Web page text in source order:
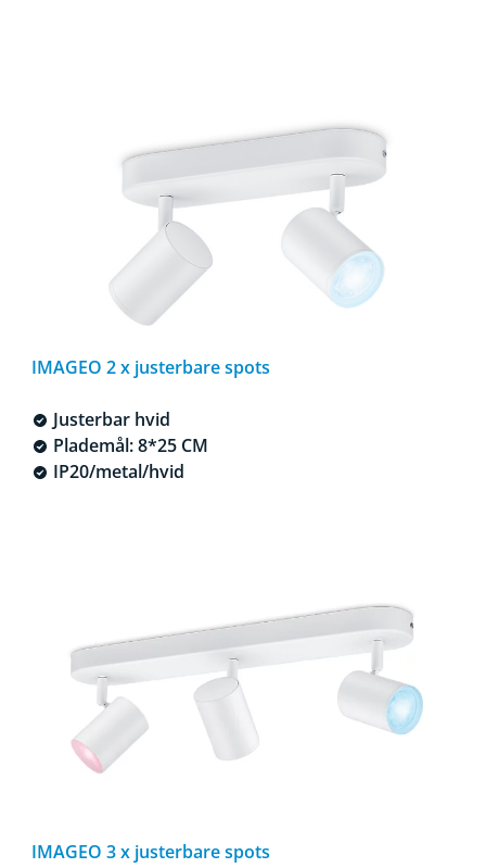
IMAGEO 2 x justerbare spots
Justerbar hvid
Plademål: 8*25 CM
IP20/metal/hvid
IMAGEO 3 x justerbare spots